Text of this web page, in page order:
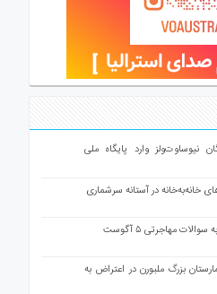
نیوساوت‌ولز وارد پایگاه ملی
خانه‌به‌خانه در آستانه سرشماری
مهاجرتی ۵ آگوست
بزرگ ملبورن در اعتراض به